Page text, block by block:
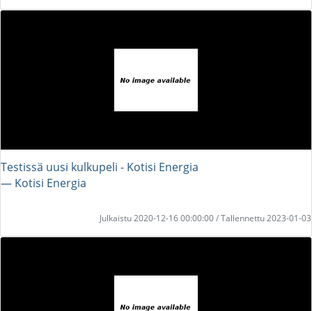
Testissä uusi kulkupeli - Kotisi Energia
― Kotisi Energia
Julkaistu 2020-12-16 00:00:00 / Tallennettu 2023-01-03